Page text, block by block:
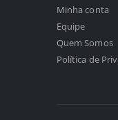
Minha conta
Equipe
Quem Somos
Política de